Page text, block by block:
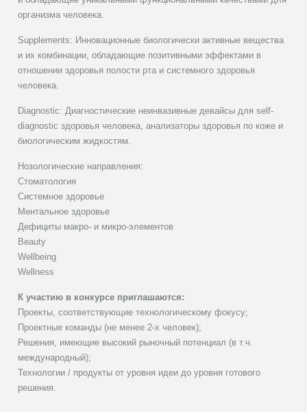
организма человека.
Supplements: Инновационные биологически активные вещества
и их комбинации, обладающие позитивными эффектами в
отношении здоровья полости рта и системного здоровья
человека.
Diagnostic: Диагностические неинвазивные девайсы для self-
diagnostic здоровья человека, анализаторы здоровья по коже и
биологическим жидкостям.
Нозологические направления:
Стоматология
Системное здоровье
Ментальное здоровье
Дефициты макро- и микро-элементов
Beauty
Wellbeing
Wellness
К участию в конкурсе приглашаются:
Проекты, соответствующие технологическому фокусу;
Проектные команды (не менее 2-х человек);
Решения, имеющие высокий рыночный потенциал (в т.ч.
международный);
Технологии / продукты от уровня идеи до уровня готового
решения.